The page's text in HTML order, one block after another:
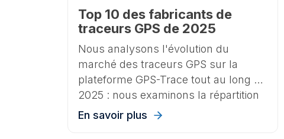
Top 10 des fabricants de
traceurs GPS de 2025
Nous analysons l'évolution du
marché des traceurs GPS sur la
plateforme GPS-Trace tout au long de
2025 : nous examinons la répartition
des appareils GPS connectés par
En savoir plus